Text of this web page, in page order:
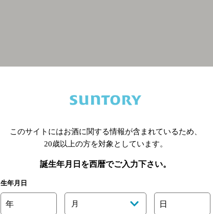
関連ページ
このサイトにはお酒に関する情報が含まれているため、
20歳以上の方を対象としています。
誕生年月日を西暦でご入力下さい。
生年月日
年 月 日